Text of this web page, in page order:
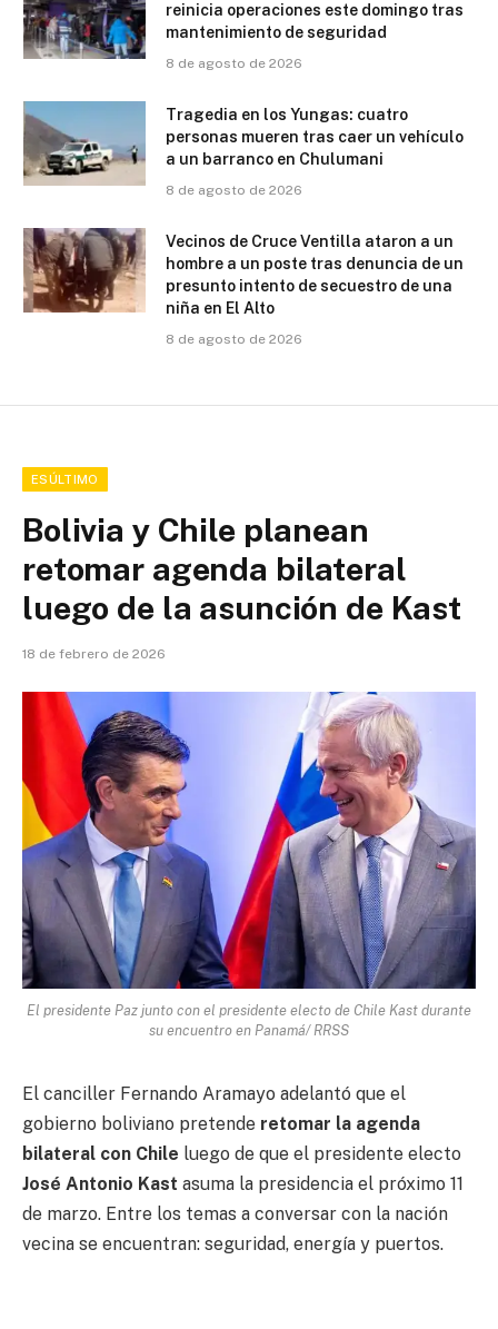
reinicia operaciones este domingo tras
mantenimiento de seguridad
8 de agosto de 2026
Tragedia en los Yungas: cuatro
personas mueren tras caer un vehículo
a un barranco en Chulumani
8 de agosto de 2026
Vecinos de Cruce Ventilla ataron a un
hombre a un poste tras denuncia de un
presunto intento de secuestro de una
niña en El Alto
8 de agosto de 2026
ESÚLTIMO
Bolivia y Chile planean
retomar agenda bilateral
luego de la asunción de Kast
18 de febrero de 2026
El presidente Paz junto con el presidente electo de Chile Kast durante
su encuentro en Panamá/ RRSS
El canciller Fernando Aramayo adelantó que el
gobierno boliviano pretende retomar la agenda
bilateral con Chile luego de que el presidente electo
José Antonio Kast asuma la presidencia el próximo 11
de marzo. Entre los temas a conversar con la nación
vecina se encuentran: seguridad, energía y puertos.